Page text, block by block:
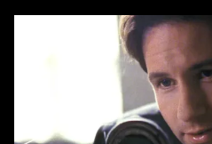
novodobých dějin.